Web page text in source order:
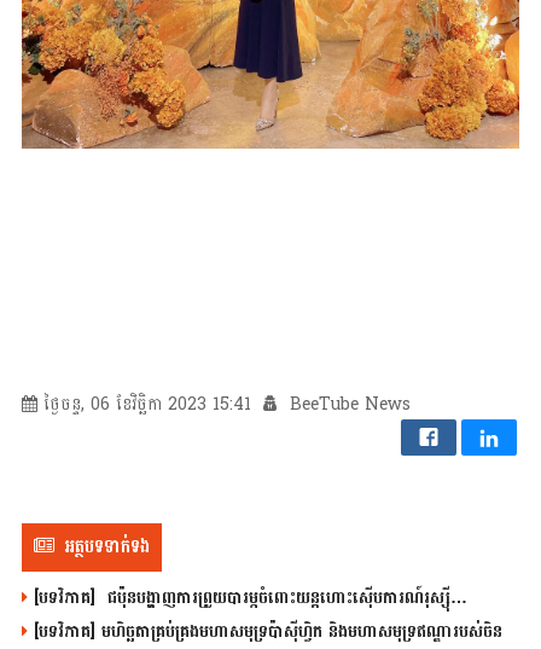
ថ្ងៃចន្ទ, 06 ខែវិច្ឆិកា 2023 15:41 BeeTube News
អត្ថបទទាក់ទង
[បទវិភាគ] ជប៉ុនបង្ហាញការព្រួយបារម្ភចំពោះយន្តហោះស៊ើបការណ៍រុស្ស៊ី…
[បទវិភាគ] មហិច្ឆតាគ្រប់គ្រងមហាសមុទ្រប៉ាស៊ីហ្វិក និងមហាសមុទ្រឥណ្ឌារបស់ចិន